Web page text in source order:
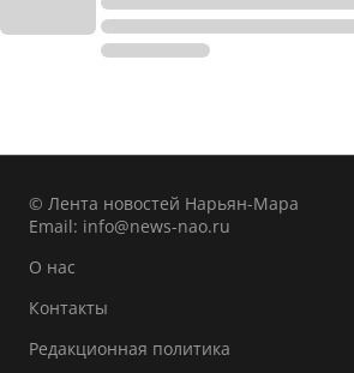
© Лента новостей Нарьян-Мара
Email: info@news-nao.ru
О нас
Контакты
Редакционная политика